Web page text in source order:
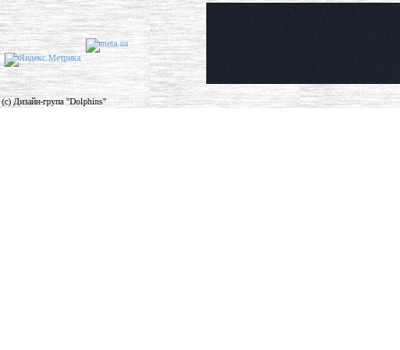
(c) Дизайн-група "Dolphins"